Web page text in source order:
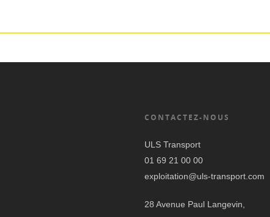
CONTACTEZ-NOUS
ULS Transport
01 69 21 00 00
exploitation@uls-transport.com
28 Avenue Paul Langevin,